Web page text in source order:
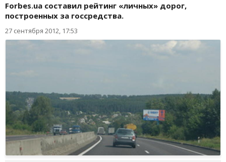
Forbes.ua составил рейтинг «личных» дорог,
построенных за госсредства.
27 сентября 2012, 17:53